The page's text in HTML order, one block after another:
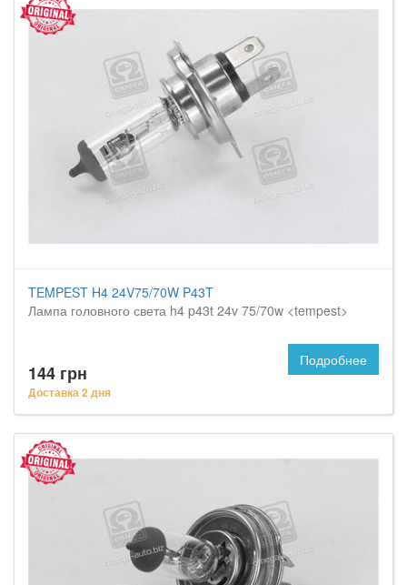
TEMPEST H4 24V75/70W P43T
Лампа головного света h4 p43t 24v 75/70w <tempest>
144 грн
Доставка 2 дня
Подробнее